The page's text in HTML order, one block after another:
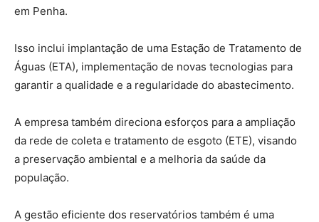
em Penha.
Isso inclui implantação de uma Estação de Tratamento de
Águas (ETA), implementação de novas tecnologias para
garantir a qualidade e a regularidade do abastecimento.
A empresa também direciona esforços para a ampliação
da rede de coleta e tratamento de esgoto (ETE), visando
a preservação ambiental e a melhoria da saúde da
população.
A gestão eficiente dos reservatórios também é uma